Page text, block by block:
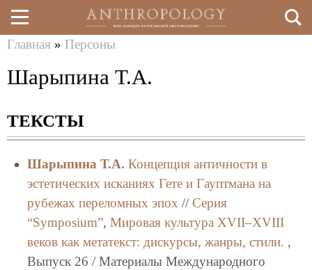
Перейти
к
содержанию
здесь
Главная » Персоны
Шарыпина Т.А.
ТЕКСТЫ
Шарыпина Т.А. Концепция античности в
эстетических исканиях Гете и Гауптмана на
рубежах переломных эпох // Серия
“Symposium”, Мировая культура XVII–XVIII
веков как метатекст: дискурсы, жанры, стили. ,
Выпуск 26 / Материалы Международного